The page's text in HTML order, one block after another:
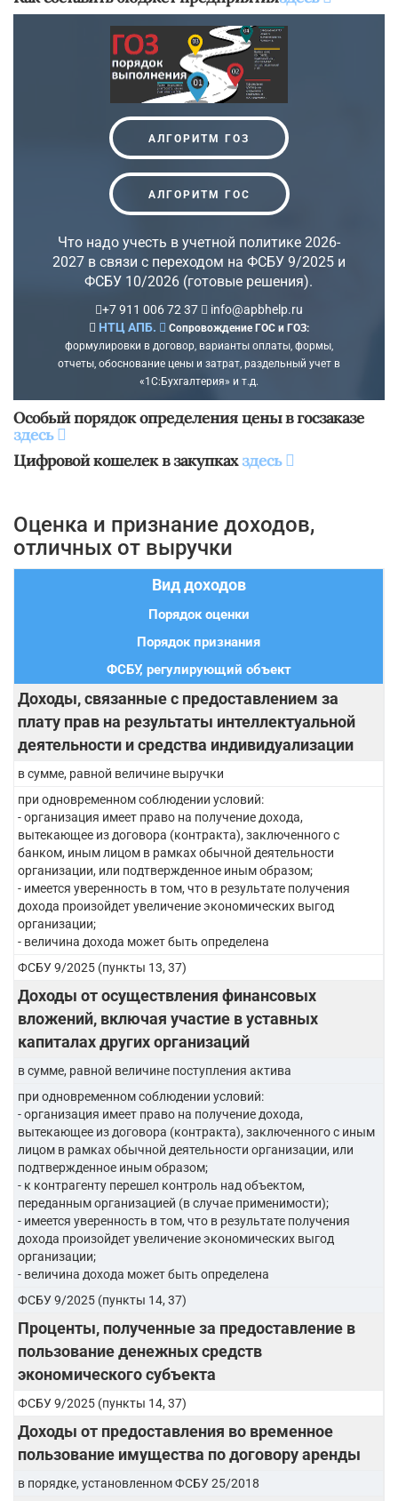
АЛГОРИТМ ГОЗ
АЛГОРИТМ ГОС
Что надо учесть в учетной политике 2026-
2027 в связи с переходом на ФСБУ 9/2025 и
ФСБУ 10/2026 (готовые решения).
+7 911 006 72 37
info@apbhelp.ru
НТЦ АПБ.
Сопровождение ГОС и ГОЗ:
формулировки в договор, варианты оплаты, формы,
отчеты, обоснование цены и затрат, раздельный учет в
«1С:Бухгалтерия» и т.д.
Особый порядок определения цены в госзаказе
здесь
Цифровой кошелек в закупкахздесь
Оценка и признание доходов,
отличных от выручки
Вид доходов
Порядок оценки
Порядок признания
ФСБУ, регулирующий объект
Доходы, связанные с предоставлением за
плату прав на результаты интеллектуальной
деятельности и средства индивидуализации
в сумме, равной величине выручки
при одновременном соблюдении условий:
- организация имеет право на получение дохода,
вытекающее из договора (контракта), заключенного с
банком, иным лицом в рамках обычной деятельности
организации, или подтвержденное иным образом;
- имеется уверенность в том, что в результате получения
дохода произойдет увеличение экономических выгод
организации;
- величина дохода может быть определена
ФСБУ 9/2025 (пункты 13, 37)
Доходы от осуществления финансовых
вложений, включая участие в уставных
капиталах других организаций
в сумме, равной величине поступления актива
при одновременном соблюдении условий:
- организация имеет право на получение дохода,
вытекающее из договора (контракта), заключенного с иным
лицом в рамках обычной деятельности организации, или
подтвержденное иным образом;
- к контрагенту перешел контроль над объектом,
переданным организацией (в случае применимости);
- имеется уверенность в том, что в результате получения
дохода произойдет увеличение экономических выгод
организации;
- величина дохода может быть определена
ФСБУ 9/2025 (пункты 14, 37)
Проценты, полученные за предоставление в
пользование денежных средств
экономического субъекта
ФСБУ 9/2025 (пункты 14, 37)
Доходы от предоставления во временное
пользование имущества по договору аренды
в порядке, установленном ФСБУ 25/2018